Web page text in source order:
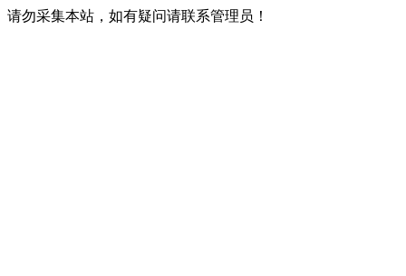
请勿采集本站，如有疑问请联系管理员！